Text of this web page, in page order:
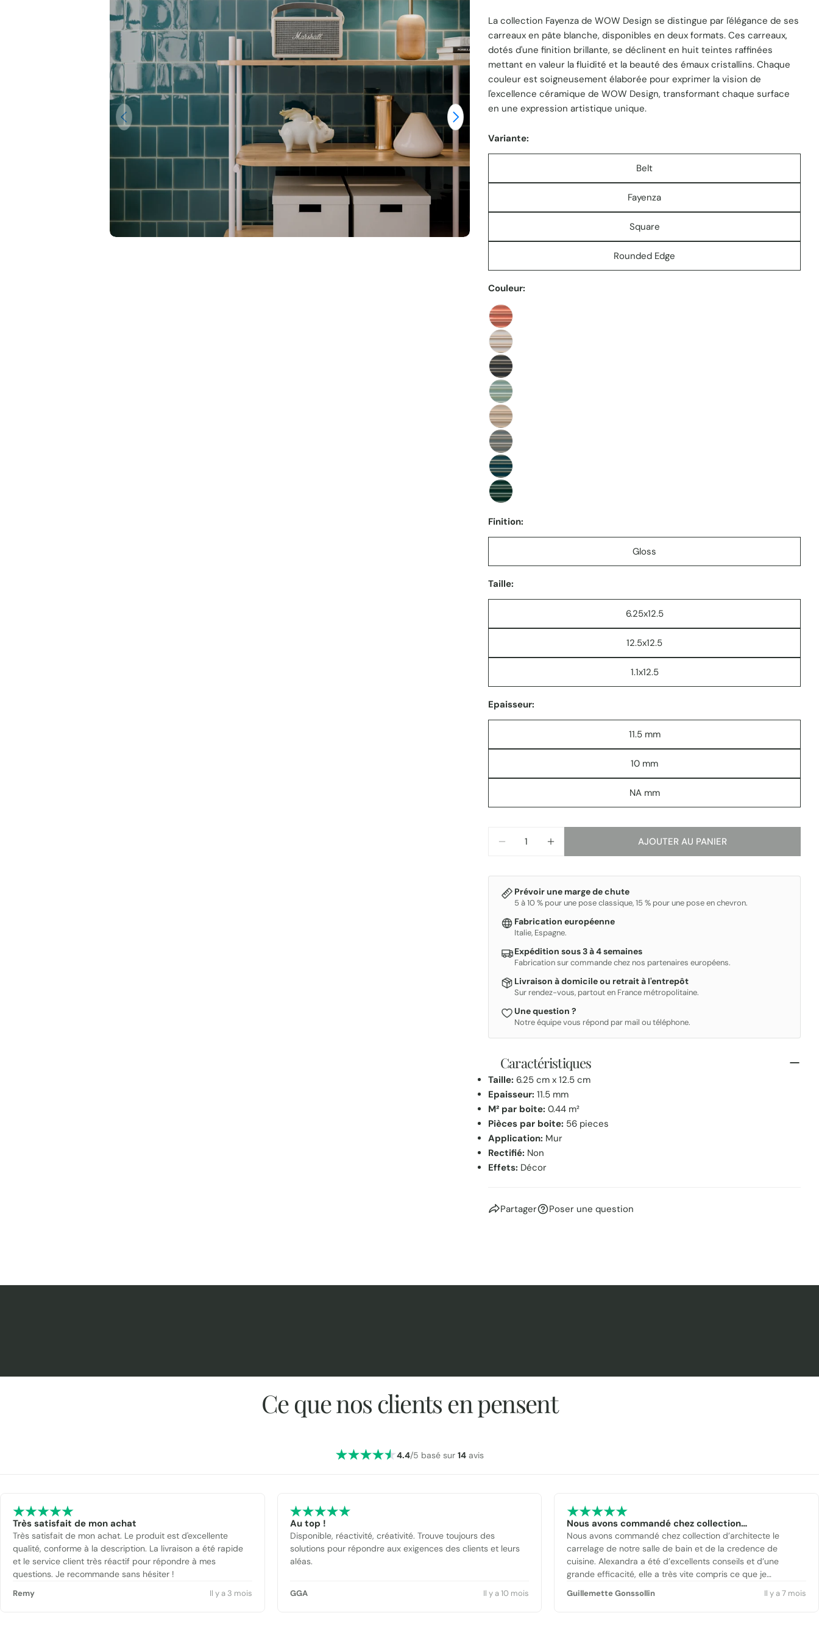
Ouvrir le média 0 en mode modal Ouvrir le média 1 en mode modal
unitaire
La collection Fayenza de WOW Design se distingue par l'élégance de ses
carreaux en pâte blanche, disponibles en deux formats. Ces carreaux,
dotés d'une finition brillante, se déclinent en huit teintes raffinées
mettant en valeur la fluidité et la beauté des émaux cristallins. Chaque
couleur est soigneusement élaborée pour exprimer la vision de
l'excellence céramique de WOW Design, transformant chaque surface
en une expression artistique unique.
Variante:
Belt
Fayenza
Square
Rounded Edge
Couleur:
Finition:
Gloss
Taille:
6.25x12.5
12.5x12.5
1.1x12.5
Epaisseur:
11.5 mm
10 mm
NA mm
DIMINUER LA QUANTITÉ POUR FAYENZA
AUGMENTER LA QUANTITÉ POUR FAYENZA
AJOUTER AU PANIER
Prévoir une marge de chute
5 à 10 % pour une pose classique, 15 % pour une pose en chevron.
Fabrication européenne
Italie, Espagne.
Expédition sous 3 à 4 semaines
Fabrication sur commande chez nos partenaires européens.
Livraison à domicile ou retrait à l'entrepôt
Sur rendez-vous, partout en France métropolitaine.
Une question ?
Notre équipe vous répond par mail ou téléphone.
Caractéristiques
Taille: 6.25 cm x 12.5 cm
Epaisseur: 11.5 mm
M² par boite: 0.44 m²
Pièces par boite: 56 pieces
Application: Mur
Rectifié: Non
Effets: Décor
Partager Poser une question
Votre
Les champs marqués * sont obligatoires.
Ce que nos clients en pensent
4.4/5 basé sur 14avis
Très satisfait de mon achat
Très satisfait de mon achat. Le produit est d'excellente
qualité, conforme à la description. La livraison a été rapide
et le service client très réactif pour répondre à mes
questions. Je recommande sans hésiter !
Remy Il y a 3 mois
Au top !
Disponible, réactivité, créativité. Trouve toujours des
solutions pour répondre aux exigences des clients et leurs
aléas.
GGA Il y a 10 mois
Nous avons commandé chez collection…
Nous avons commandé chez collection d’architecte le
carrelage de notre salle de bain et de la credence de
cuisine. Alexandra a été d’excellents conseils et d’une
grande efficacité, elle a très vite compris ce que je
soucis. Lionel nous a même aidé à charger la marchandise à
Guillemette Gonssollin Il y a 7 mois